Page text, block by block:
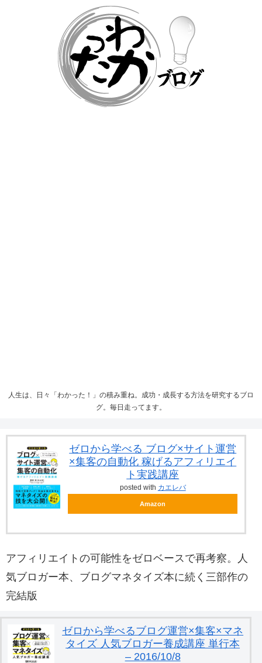
人生は、日々「わかった！」の積み重ね。成功・成長する方法を研究するブロ
グ。毎日走ってます。
ゼロから学べる ブログ×サイト運営
×集客の自動化 稼げるアフィリエイ
ト実践講座
posted with カエレバ
Amazon
アフィリエイトの可能性をゼロベースで再考察。人
気ブロガー本、ブログマネタイズ本に続く三部作の
完結版
ゼロから学べるブログ運営×集客×マネ
タイズ 人気ブロガー養成講座 単行本
– 2016/10/8